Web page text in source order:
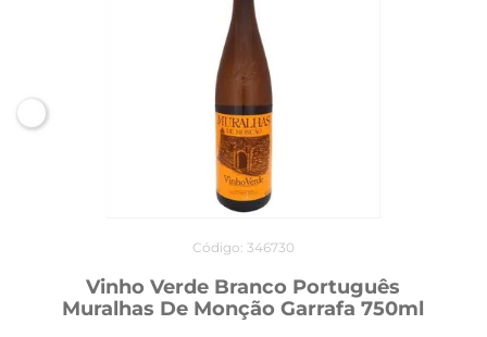
Código: 346730
Vinho Verde Branco Português
Muralhas De Monção Garrafa 750ml